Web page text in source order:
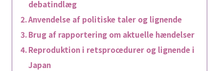
debatindlæg
Anvendelse af politiske taler og lignende
Brug af rapportering om aktuelle hændelser
Reproduktion i retsprocedurer og lignende i
Japan